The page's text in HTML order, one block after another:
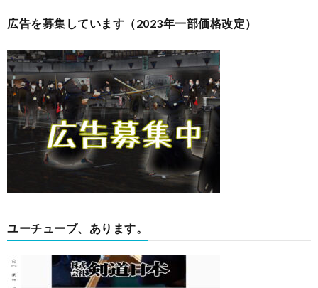
広告を募集しています（2023年一部価格改定）
ユーチューブ、あります。